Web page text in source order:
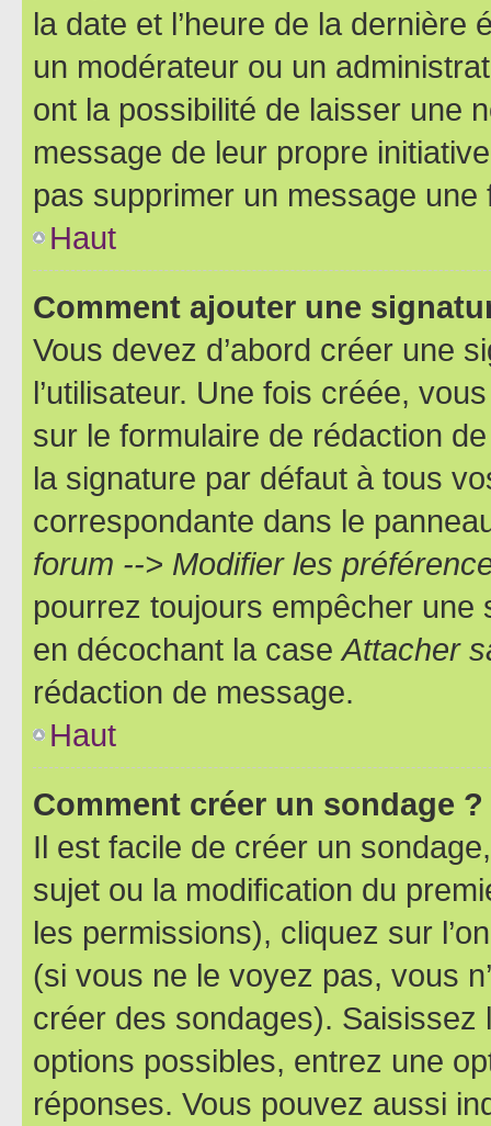
la date et l’heure de la dernière
un modérateur ou un
ont la possibilité de laisser une
message de leur propre
pas supprimer un message une
Haut
Comment ajouter une
Vous devez d’abord créer une
l’utilisateur. Une fois créée,
sur le formulaire de rédaction
la signature par défaut à tous
correspondante dans le
forum --> Modifier les
pourrez toujours empêcher une
en décochant la caseAttacher
rédaction de message.
Haut
Comment créer un sondage ?
Il est facile de créer un
sujet ou la modification du
les permissions), cliquez sur
(si vous ne le voyez pas, vous
créer des sondages).
options possibles, entrez une
réponses. Vous pouvez aussi